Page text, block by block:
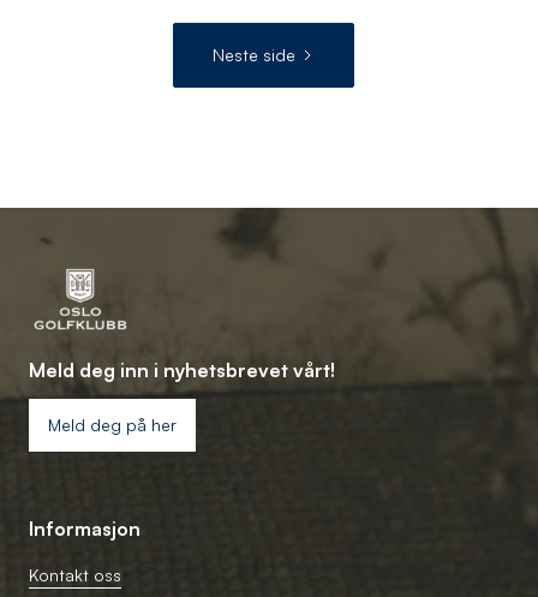
Neste side
Meld deg inn i nyhetsbrevet vårt!
Meld deg på her
Informasjon
Kontakt oss